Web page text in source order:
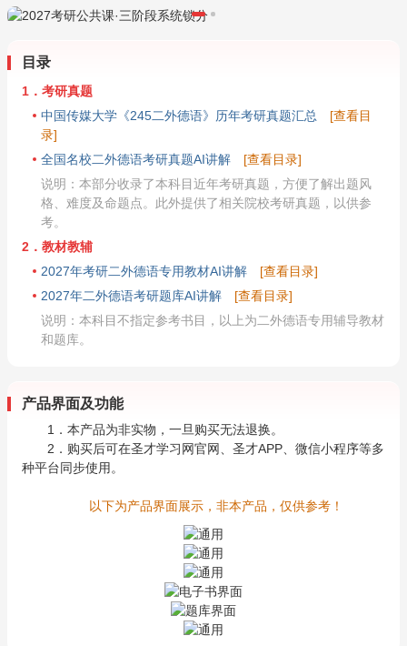
目录
1．考研真题
中国传媒大学《245二外德语》历年考研真题汇总
[查看目
录]
全国名校二外德语考研真题AI讲解
[查看目录]
说明：本部分收录了本科目近年考研真题，方便了解出题风
格、难度及命题点。此外提供了相关院校考研真题，以供参
考。
2．教材教辅
2027年考研二外德语专用教材AI讲解
[查看目录]
2027年二外德语考研题库AI讲解
[查看目录]
说明：本科目不指定参考书目，以上为二外德语专用辅导教材
和题库。
产品界面及功能
1．本产品为非实物，一旦购买无法退换。
2．购买后可在圣才学习网官网、圣才APP、微信小程序等多
种平台同步使用。
以下为产品界面展示，非本产品，仅供参考！